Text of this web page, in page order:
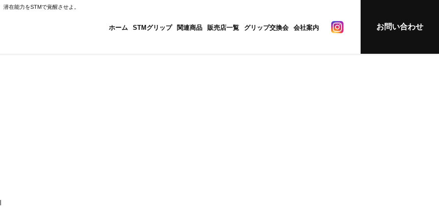
在能力をSTMで覚醒させよ。
ホーム STMグリップ 関連商品 販売店一覧 グリップ交換会 会社案内 お問い合わせ